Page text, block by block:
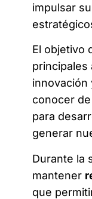
impulsar
El objetivo
principales
innovación
conocer
para
generar
Durante la
mantener
que